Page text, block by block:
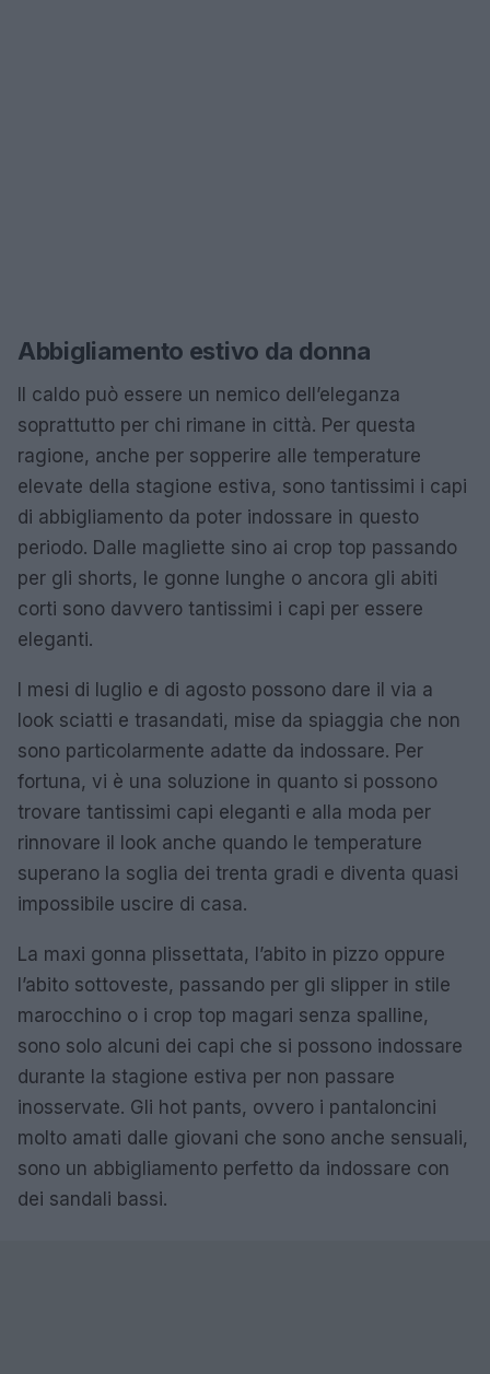
Abbigliamento estivo da donna
Il caldo può essere un nemico dell’eleganza
soprattutto per chi rimane in città. Per questa
ragione, anche per sopperire alle temperature
elevate della stagione estiva, sono tantissimi i capi
di abbigliamento da poter indossare in questo
periodo. Dalle magliette sino ai crop top passando
per gli shorts, le gonne lunghe o ancora gli abiti
corti sono davvero tantissimi i capi per essere
eleganti.
I mesi di luglio e di agosto possono dare il via a
look sciatti e trasandati, mise da spiaggia che non
sono particolarmente adatte da indossare. Per
fortuna, vi è una soluzione in quanto si possono
trovare tantissimi capi eleganti e alla moda per
rinnovare il look anche quando le temperature
superano la soglia dei trenta gradi e diventa quasi
impossibile uscire di casa.
La maxi gonna plissettata, l’abito in pizzo oppure
l’abito sottoveste, passando per gli slipper in stile
marocchino o i crop top magari senza spalline,
sono solo alcuni dei capi che si possono indossare
durante la stagione estiva per non passare
inosservate. Gli hot pants, ovvero i pantaloncini
molto amati dalle giovani che sono anche sensuali,
sono un abbigliamento perfetto da indossare con
dei sandali bassi.